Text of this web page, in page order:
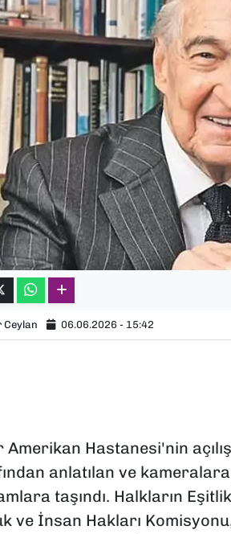
Ceylan 06.06.2026 - 15:42
Amerikan Hastanesi'nin
anlatılan ve
taşındı. Halkların
ve İnsan Hakları